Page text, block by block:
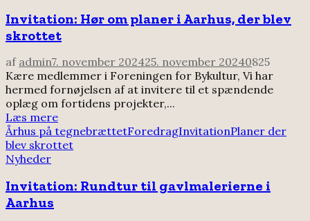
Invitation: Hør om planer i Aarhus, der blev
skrottet
af admin7. november 202425. november 20240825
Kære medlemmer i Foreningen for Bykultur, Vi har
hermed fornøjelsen af at invitere til et spændende
oplæg om fortidens projekter,...
Læs mere
Århus på tegnebrættetForedragInvitationPlaner der
blev skrottet
Nyheder
Invitation: Rundtur til gavlmalerierne i
Aarhus